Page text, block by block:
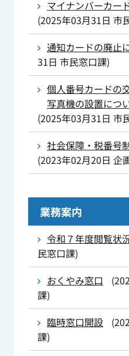
マイナンバーカー
(2025年03月31日 市
通知カードの廃止
31日 市民窓口課)
個人番号カードの
写真機の設置につ
(2025年03月31日 市
社会保障・税番号
(2023年02月20日 企
業務案内
令和７年度閲覧状
民窓口課)
おくやみ窓口
(
課)
臨時窓口開設
(
課)